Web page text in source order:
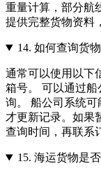
重量计算，部分航
提供完整货物资料
14. 如何查询货
通常可以使用以下
箱号。 可以通过
询。 船公司系统
才更新记录。如果
查询时间，再联系
15. 海运货物是